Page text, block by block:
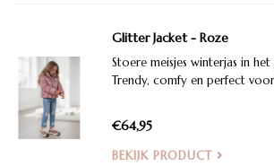
Glitter Jacket - Roze
Stoere meisjes winterjas in
Trendy, comfy en perfect
€64,95
BEKIJK PRODUCT